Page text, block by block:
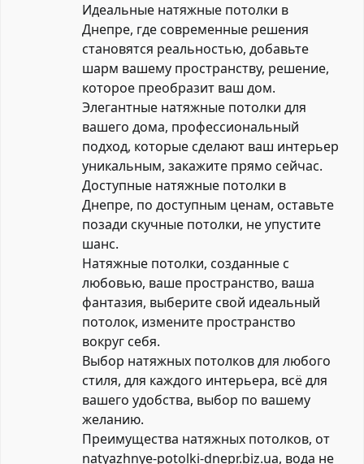
Идеальные натяжные потолки в
Днепре, где современные решения
становятся реальностью, добавьте
шарм вашему пространству, решение,
которое преобразит ваш дом.
Элегантные натяжные потолки для
вашего дома, профессиональный
подход, которые сделают ваш интерьер
уникальным, закажите прямо сейчас.
Доступные натяжные потолки в
Днепре, по доступным ценам, оставьте
позади скучные потолки, не упустите
шанс.
Натяжные потолки, созданные с
любовью, ваше пространство, ваша
фантазия, выберите свой идеальный
потолок, измените пространство
вокруг себя.
Выбор натяжных потолков для любого
стиля, для каждого интерьера, всё для
вашего удобства, выбор по вашему
желанию.
Преимущества натяжных потолков, от
natyazhnye-potolki-dnepr.biz.ua, вода не